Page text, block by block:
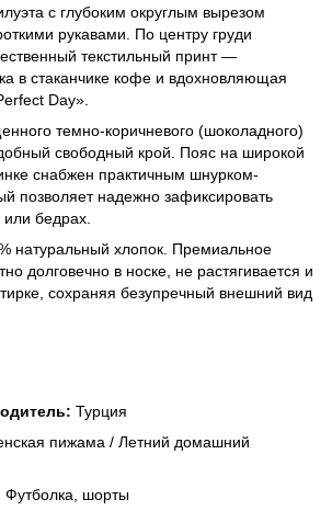
с глубоким округлым вырезом
рукавами. По центру груди
текстильный принт —
в стаканчике кофе и вдохновляющая
Day».
темно-коричневого (шоколадного)
свободный крой. Пояс на широкой
снабжен практичным шнурком-
позволяет надежно зафиксировать
бедрах.
натуральный хлопок. Премиальное
долговечно в носке, не растягивается и
сохраняя безупречный внешний вид
Турция
пижама / Летний домашний
Футболка, шорты